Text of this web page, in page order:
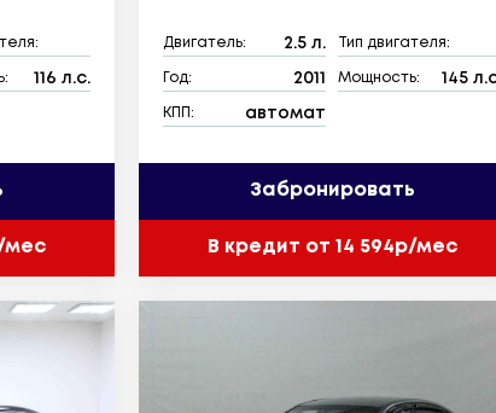
116 л.с.
мес
Двигатель: 2.5 л. Тип двигателя:
Год: 2011 Мощность: 145
КПП: автомат
Забронировать
В кредит от 14 594р/мес